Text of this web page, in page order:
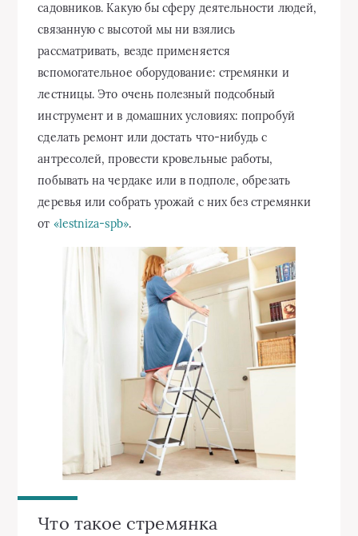
садовников. Какую бы сферу деятельности людей,
связанную с высотой мы ни взялись
рассматривать, везде применяется
вспомогательное оборудование: стремянки и
лестницы. Это очень полезный подсобный
инструмент и в домашних условиях: попробуй
сделать ремонт или достать что-нибудь с
антресолей, провести кровельные работы,
побывать на чердаке или в подполе, обрезать
деревья или собрать урожай с них без стремянки
от «lestniza-spb».
Что такое стремянка